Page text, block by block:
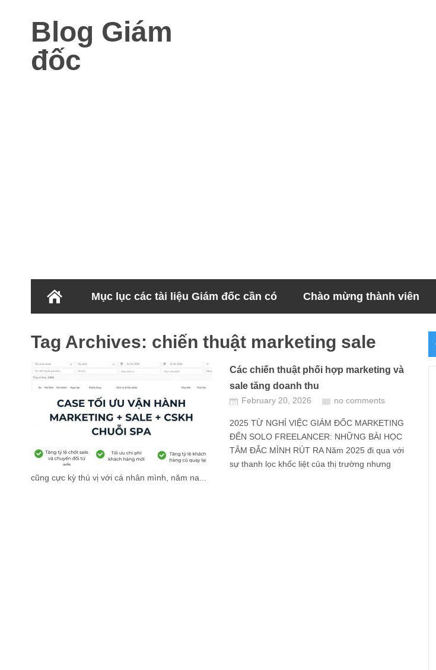
Blog Giám
đốc
Mục lục các tài liệu Giám đốc cần có Chào mừng thành viên
Tag Archives: chiến thuật marketing sale
Các chiến thuật phối hợp marketing và
sale tăng doanh thu
February 20, 2026 no comments
2025 TỪ NGHỈ VIỆC GIÁM ĐỐC MARKETING
ĐẾN SOLO FREELANCER: NHỮNG BÀI HỌC
TÂM ĐẮC MÌNH RÚT RA Năm 2025 đi qua với
sự thanh lọc khốc liệt của thị trường nhưng
cũng cực kỳ thú vị với cá nhân mình, năm na...